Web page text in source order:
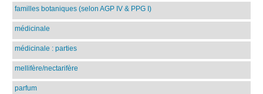
familles botaniques (selon AGP IV & PPG I)
médicinale
médicinale : parties
mellifère/nectarifère
parfum